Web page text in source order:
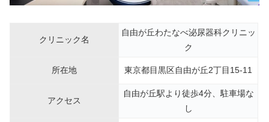
クリニック名
自由が丘わたなべ泌尿器科クリニッ
ク
所在地 東京都目黒区自由が丘2丁目15-11
アクセス
自由が丘駅より徒歩4分、駐車場な
し